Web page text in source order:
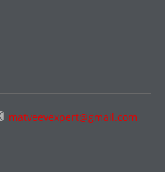
matveevexpert@gmail.com